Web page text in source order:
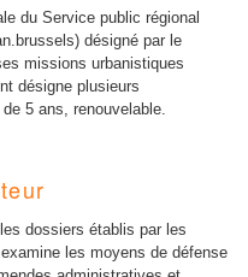
du Service public régional
désigné par le
missions urbanistiques
désigne plusieurs
5 ans, renouvelable.
dossiers établis par les
les moyens de défense